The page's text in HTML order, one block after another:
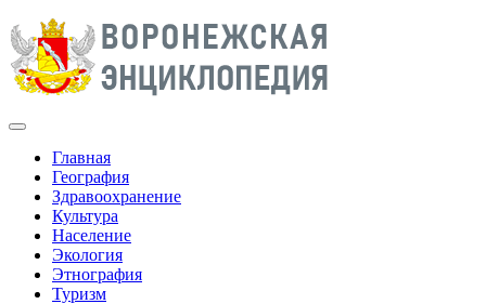
Главная
География
Здравоохранение
Культура
Население
Экология
Этнография
Туризм